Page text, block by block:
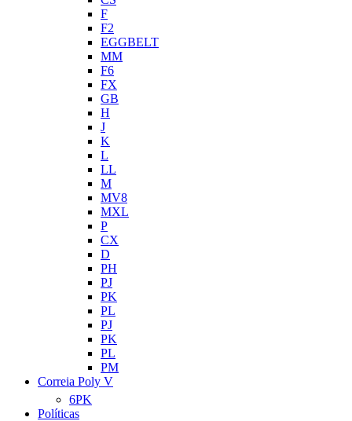
F
F2
EGGBELT
MM
F6
FX
GB
H
J
K
L
LL
M
MV8
MXL
P
CX
D
PH
PJ
PK
PL
PJ
PK
PL
PM
Correia Poly V
6PK
Políticas